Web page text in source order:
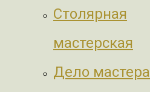
Столярная
мастерская
Дело мастера